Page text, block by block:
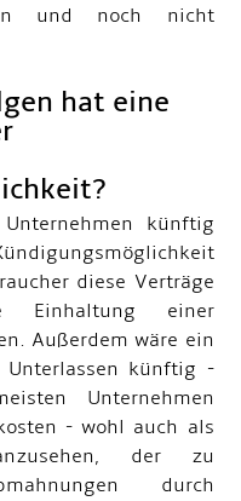
und noch nicht
hat eine
künftig
diese Verträge
Einhaltung einer
Außerdem wäre ein
Unterlassen künftig -
Unternehmen
- wohl auch als
der zu
durch